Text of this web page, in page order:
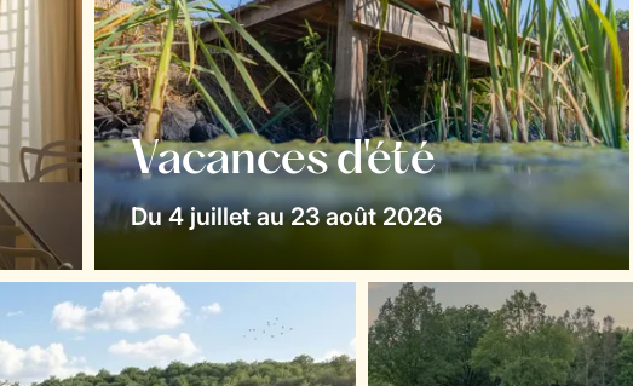
Vacances d'été
Du 4 juillet au 23 août 2026